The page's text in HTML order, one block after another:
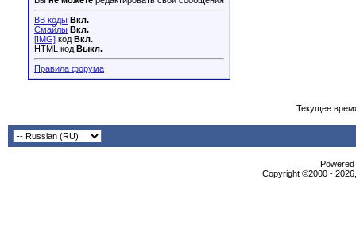
BB коды Вкл.
Смайлы Вкл.
[IMG] код Вкл.
HTML код Выкл.
Правила форума
Текущее
Copyright ©2000 -